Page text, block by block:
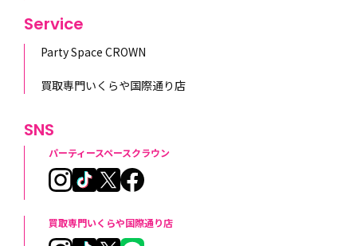
Service
Party Space CROWN
買取専門いくらや国際通り店
SNS
パーティースペースクラウン
買取専門いくらや国際通り店